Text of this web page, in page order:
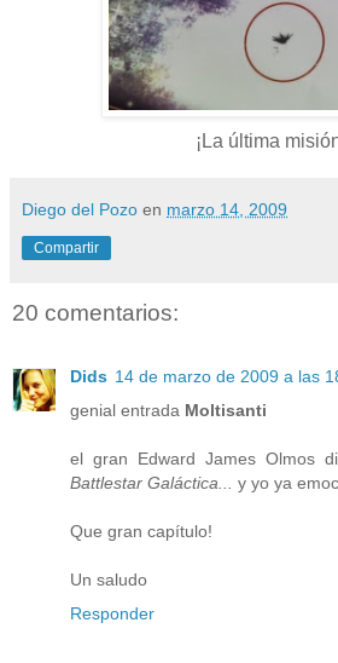
¡La última
Diego del Pozo en marzo 14, 2009
Compartir
20 comentarios:
Dids 14 de marzo de 2009 a las
genial entrada Moltisanti
el gran Edward James Olmos
Battlestar Galáctica...
y yo ya
Que gran capítulo!
Un saludo
Responder